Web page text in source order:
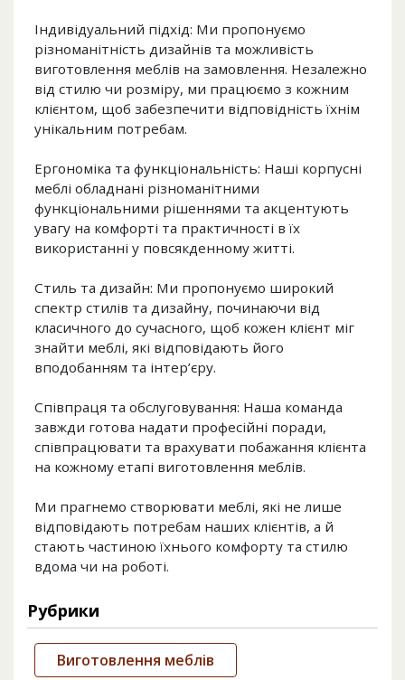
Індивідуальний підхід: Ми пропонуємо
різноманітність дизайнів та можливість
виготовлення меблів на замовлення. Незалежно
від стилю чи розміру, ми працюємо з кожним
клієнтом, щоб забезпечити відповідність їхнім
унікальним потребам.
Ергономіка та функціональність: Наші корпусні
меблі обладнані різноманітними
функціональними рішеннями та акцентують
увагу на комфорті та практичності в їх
використанні у повсякденному житті.
Стиль та дизайн: Ми пропонуємо широкий
спектр стилів та дизайну, починаючи від
класичного до сучасного, щоб кожен клієнт міг
знайти меблі, які відповідають його
вподобанням та інтер’єру.
Співпраця та обслуговування: Наша команда
завжди готова надати професійні поради,
співпрацювати та врахувати побажання клієнта
на кожному етапі виготовлення меблів.
Ми прагнемо створювати меблі, які не лише
відповідають потребам наших клієнтів, а й
стають частиною їхнього комфорту та стилю
вдома чи на роботі.
Рубрики
Виготовлення меблів